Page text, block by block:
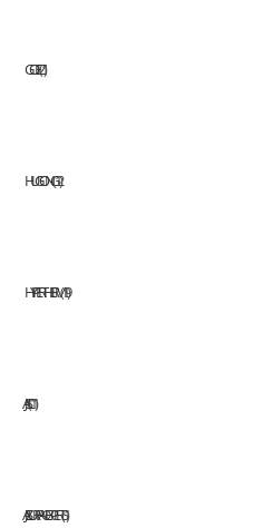
GOELZ1
HUGONG12
HYPERTHERM19
JASIC11
JAZ SURFACE EXPERTS1